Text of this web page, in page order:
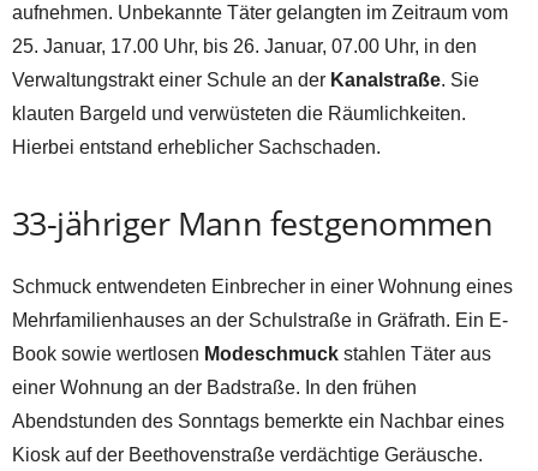
aufnehmen. Unbekannte Täter gelangten im Zeitraum vom
25. Januar, 17.00 Uhr, bis 26. Januar, 07.00 Uhr, in den
Verwaltungstrakt einer Schule an der Kanalstraße. Sie
klauten Bargeld und verwüsteten die Räumlichkeiten.
Hierbei entstand erheblicher Sachschaden.
33-jähriger Mann festgenommen
Schmuck entwendeten Einbrecher in einer Wohnung eines
Mehrfamilienhauses an der Schulstraße in Gräfrath. Ein E-
Book sowie wertlosen Modeschmuck stahlen Täter aus
einer Wohnung an der Badstraße. In den frühen
Abendstunden des Sonntags bemerkte ein Nachbar eines
Kiosk auf der Beethovenstraße verdächtige Geräusche.